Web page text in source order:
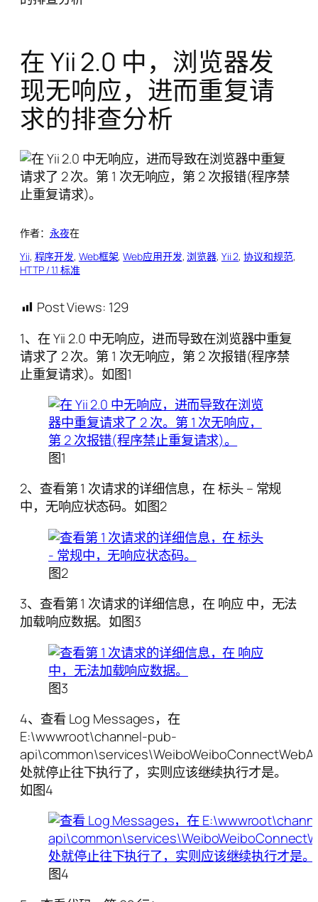
在 Yii 2.0 中，浏览器发
现无响应，进而重复请
求的排查分析
作者： 永夜在
Yii, 程序开发, Web框架, Web应用开发, 浏览器, Yii 2, 协议和规范
HTTP / 1.1 标准
Post Views: 129
1、在 Yii 2.0 中无响应，进而导致在浏览器中重复
请求了 2 次。第 1 次无响应，第 2 次报错(程序禁
止重复请求)。如图1
图1
2、查看第 1 次请求的详细信息，在 标头 – 常规
中，无响应状态码。如图2
图2
3、查看第 1 次请求的详细信息，在 响应 中，无法
加载响应数据。如图3
图3
4、查看 Log Messages，在
E:\wwwroot\channel-pub-
处就停止往下执行了，实则应该继续执行才是。
如图4
图4